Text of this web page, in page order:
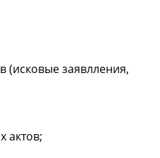
(исковые заявлления,
актов;